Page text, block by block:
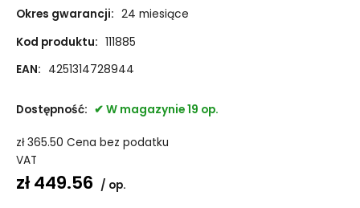
Okres gwarancji: 24 miesiące
Kod produktu: 111885
EAN: 4251314728944
Dostępność: W magazynie 19 op.
zł365.50 Cena bez podatku
VAT
zł449.56 op.